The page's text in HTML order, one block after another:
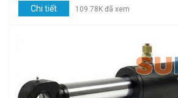
Chi tiết
109.78K đã xem